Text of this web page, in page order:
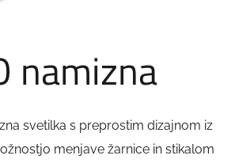
namizna
svetilka s preprostim dizajnom iz
menjave žarnice in stikalom